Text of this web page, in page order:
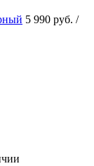
5 990 руб. /